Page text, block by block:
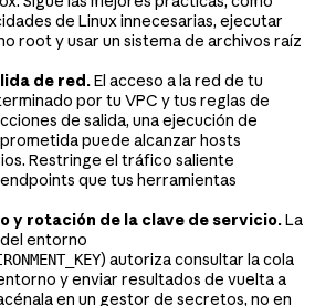
de Linux innecesarias, ejecutar
root y usar un sistema de archivos raíz
de red.El acceso a la red de tu
por tu VPC y tus reglas de
de salida, una ejecución de
puede alcanzar hosts
Restringe el tráfico saliente
que tus herramientas
y rotación de la clave de servicio.La
entorno
) autoriza consultar la cola
y enviar resultados de vuelta a
en un gestor de secretos, no en